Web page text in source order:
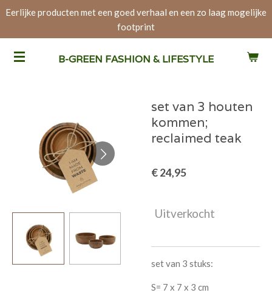
Ga
naar
de
B-GREEN FASHION & LIFESTYLE
Eerlijke producten met een goed verhaal en een zo laag mogelijke
footprint
set van 3 houten
kommen;
reclaimed teak
€ 24,95
Uitverkocht
set van 3 stuks:
S= 7 x 7 x 3 cm